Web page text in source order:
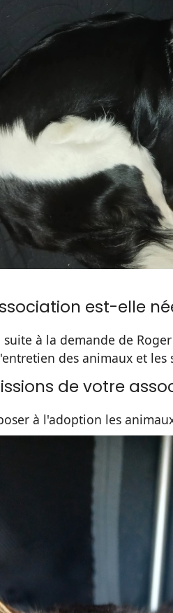
est-elle
à la demande de
des animaux et les
de votre
à l'adoption les